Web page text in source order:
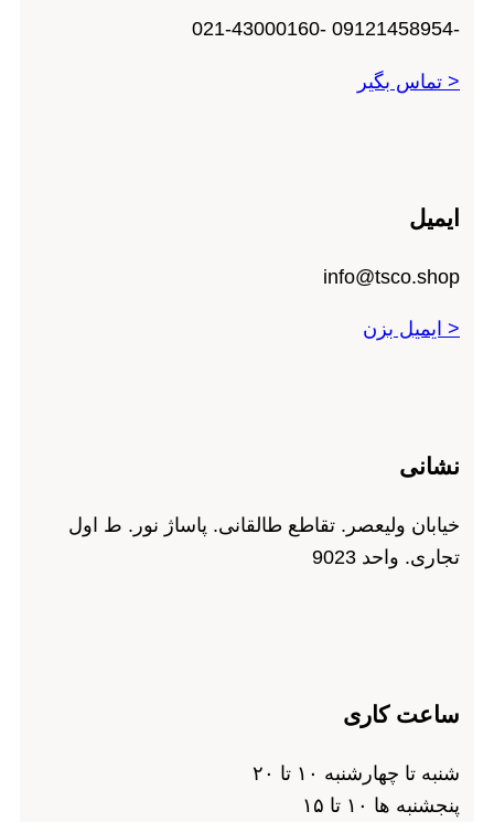
< تماس بگیر
ایمیل
info@tsco.shop
< ایمیل بزن
نشانی
خیابان ولیعصر. تقاطع طالقانی. پاساژ نور. ط اول
تجاری. واحد 9023
ساعت کاری
شنبه تا چهارشنبه ۱۰ تا ۲۰
پنجشنبه ها ۱۰ تا ۱۵